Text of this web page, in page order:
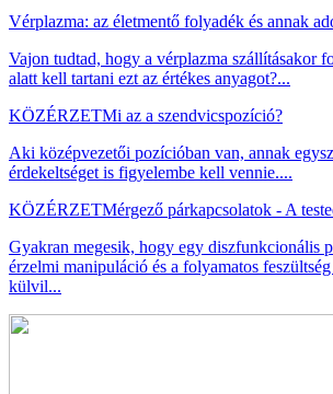
Vérplazma: az életmentő folyadék és annak
Vajon tudtad, hogy a vérplazma szállításakor
alatt kell tartani ezt az értékes anyagot?...
KÖZÉRZETMi az a szendvicspozíció?
Aki középvezetői pozícióban van, annak
érdekeltséget is figyelembe kell vennie....
KÖZÉRZETMérgező párkapcsolatok - A
Gyakran megesik, hogy egy diszfunkcionális
érzelmi manipuláció és a folyamatos
külvil...